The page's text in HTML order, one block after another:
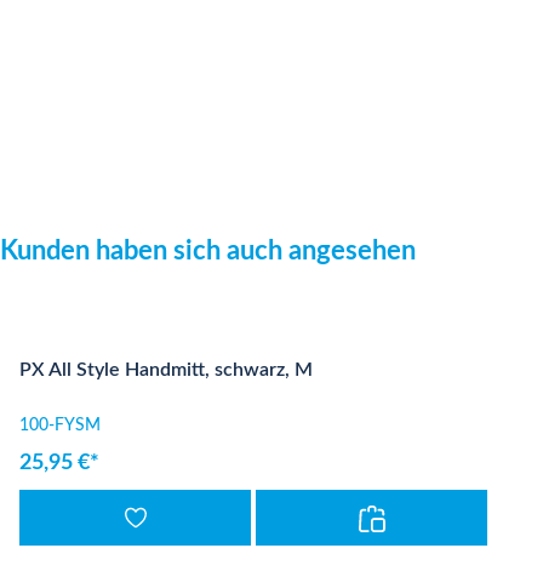
Produktgalerie überspringen
Kunden haben sich auch angesehen
PX All Style Handmitt, schwarz, M
100-FYSM
25,95 €*